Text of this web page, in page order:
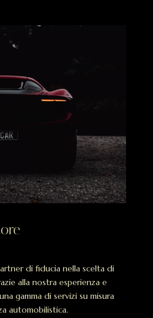
di fiducia nella scelta di
alla nostra esperienza e
gamma di servizi su misura
automobilistica.